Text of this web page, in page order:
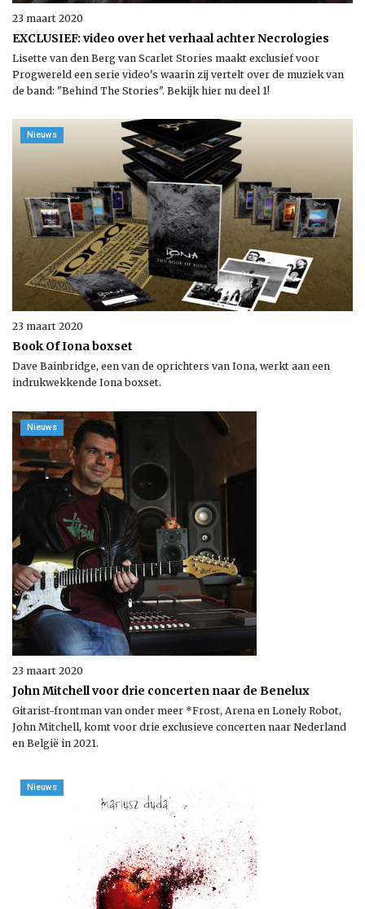
23 maart 2020
EXCLUSIEF: video over het verhaal achter Necrologies
Lisette van den Berg van Scarlet Stories maakt exclusief voor
Progwereld een serie video's waarin zij vertelt over de muziek van
de band: "Behind The Stories". Bekijk hier nu deel 1!
Nieuws
23 maart 2020
Book Of Iona boxset
Dave Bainbridge, een van de oprichters van Iona, werkt aan een
indrukwekkende Iona boxset.
Nieuws
23 maart 2020
John Mitchell voor drie concerten naar de Benelux
Gitarist-frontman van onder meer *Frost, Arena en Lonely Robot,
John Mitchell, komt voor drie exclusieve concerten naar Nederland
en België in 2021.
Nieuws